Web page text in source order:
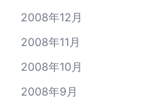
2008年12月
2008年11月
2008年10月
2008年9月